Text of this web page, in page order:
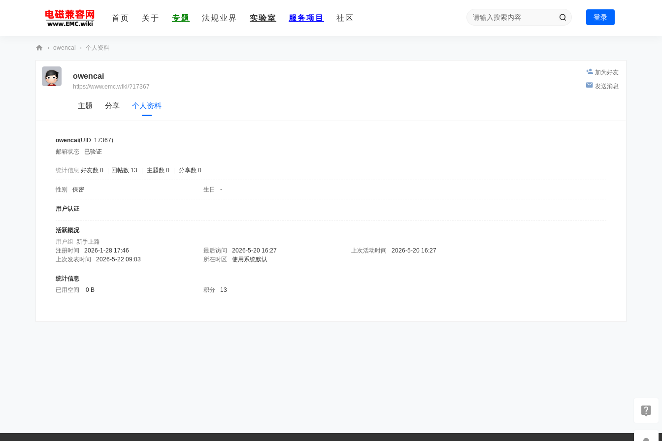
首页 关于 专题 法规业界 实验室 服务项目 社区 登录
› owencai › 个人资料
加为好友
发送消息
owencai
https://www.emc.wiki/?17367
主题 分享 个人资料
owencai(UID: 17367)
邮箱状态
已验证
统计信息 好友数 0 回帖数 13 主题数 0 分享数 0
性别 保密 生日 -
用户认证
活跃概况
用户组 新手上路
注册时间
2026-1-28 17:46 最后访问 2026-5-20 16:27 上次活动时间
2026-5-20 16:27
上次发表时间
2026-5-22 09:03 所在时区 使用系统默认
统计信息
已用空间
0 B 积分 13